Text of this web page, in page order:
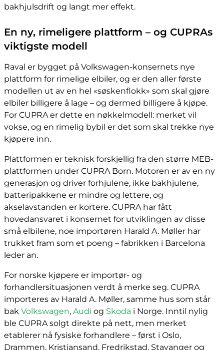
bakhjulsdrift og langt mer effekt.
En ny, rimeligere plattform – og CUPRAs
viktigste modell
Raval er bygget på Volkswagen-konsernets nye
plattform for rimelige elbiler, og er den aller første
modellen ut av en hel «søskenflokk» som skal gjøre
elbiler billigere å lage – og dermed billigere å kjøpe.
For CUPRA er dette en nøkkelmodell: merket vil
vokse, og en rimelig bybil er det som skal trekke nye
kjøpere inn.
Plattformen er teknisk forskjellig fra den større MEB-
plattformen under CUPRA Born. Motoren er av en ny
generasjon og driver forhjulene, ikke bakhjulene,
batteripakkene er mindre og lettere, og
akselavstanden er kortere. CUPRA har fått
hovedansvaret i konsernet for utviklingen av disse
små elbilene, noe importøren Harald A. Møller har
trukket fram som et poeng – fabrikken i Barcelona
leder an.
For norske kjøpere er importør- og
forhandlersituasjonen verdt å merke seg. CUPRA
importeres av Harald A. Møller, samme hus som står
bak Volkswagen, Audi og Skoda i Norge. Inntil nylig
ble CUPRA solgt direkte på nett, men merket
etablerer nå fysiske forhandlere – først i Oslo,
Drammen, Kristiansand, Fredrikstad, Stavanger og